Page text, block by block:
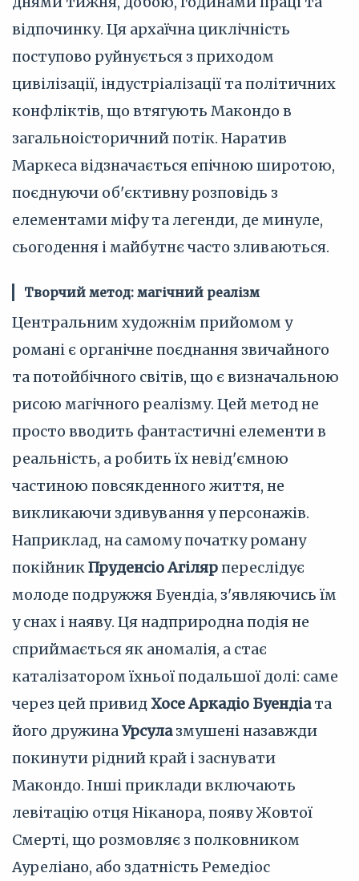
відпочинку. Ця архаїчна циклічність
поступово руйнується з приходом
цивілізації, індустріалізації та політичних
конфліктів, що втягують Макондо в
загальноісторичний потік. Наратив
Маркеса відзначається епічною широтою,
поєднуючи об'єктивну розповідь з
елементами міфу та легенди, де минуле,
сьогодення і майбутнє часто зливаються.
Творчий метод: магічний реалізм
Центральним художнім прийомом у
романі є органічне поєднання звичайного
та потойбічного світів, що є визначальною
рисою магічного реалізму. Цей метод не
просто вводить фантастичні елементи в
реальність, а робить їх невід'ємною
частиною повсякденного життя, не
викликаючи здивування у персонажів.
Наприклад, на самому початку роману
покійникПруденсіо Агілярпереслідує
молоде подружжя Буендіа, з'являючись їм
у снах і наяву. Ця надприродна подія не
сприймається як аномалія, а стає
каталізатором їхньої подальшої долі: саме
через цей привидХосе Аркадіо Буендіата
його дружинаУрсулазмушені назавжди
покинути рідний край і заснувати
Макондо. Інші приклади включають
левітацію отця Ніканора, появу Жовтої
Смерті, що розмовляє з полковником
Ауреліано, або здатність Ремедіос